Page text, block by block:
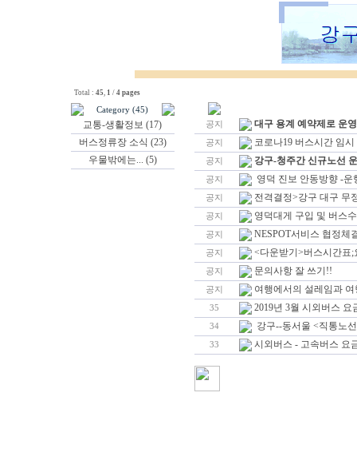
Total : 45, 1 / 4 pages
Category (45)
교통-생활정보 (17)
버스정류장 소식 (23)
우물밖에는... (5)
공지 대구 용계 예약제로 운
공지 코로나19 버스시간 임시
공지 강구-청주간 신규노선
공지 영덕 진보 안동방향 -운
공지 전격결정>강구 대구 무
공지 영덕대게 구입 및 버스
공지 NESPOT서비스 협정체
공지 <다운받기>버스시간표;
공지 문의사항 잘 쓰기!!
공지 여행에서의 설레임과
35 2019년 3월 시외버스 요
34 강구--동서울 <직통노
33 시외버스 - 고속버스 요